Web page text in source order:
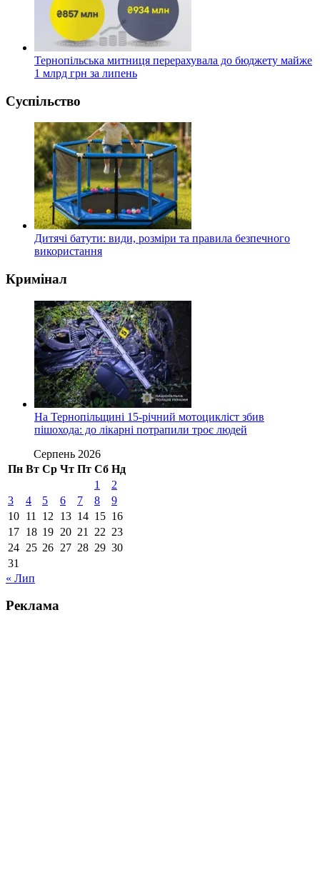
Тернопільська митниця перерахувала до бюджету майже
1 млрд грн за липень
Суспільство
Дитячі батути: види, розміри та правила безпечного
використання
Кримінал
На Тернопільщині 15-річний мотоцикліст збив
пішохода: до лікарні потрапили троє людей
Серпень 2026
Пн Вт Ср Чт Пт Сб Нд
1
2
3
4 5 6 7 8
9
10 11 12 13 14 15 16
17 18 19 20 21 22 23
24 25 26 27 28 29 30
31
« Лип
Реклама